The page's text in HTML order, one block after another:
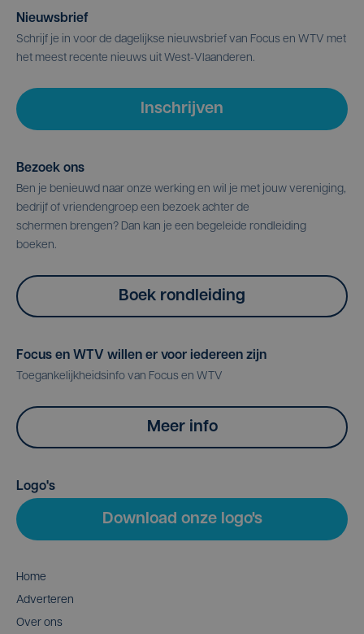
Nieuwsbrief
Schrijf je in voor de dagelijkse nieuwsbrief van Focus en WTV met
het meest recente nieuws uit West-Vlaanderen.
Inschrijven
Bezoek ons
Ben je benieuwd naar onze werking en wil je met jouw vereniging,
bedrijf of vriendengroep een bezoek achter de
schermen brengen? Dan kan je een begeleide rondleiding
boeken.
Boek rondleiding
Focus en WTV willen er voor iedereen zijn
Toegankelijkheidsinfo van Focus en WTV
Meer info
Logo's
Download onze logo's
Home
Adverteren
Over ons